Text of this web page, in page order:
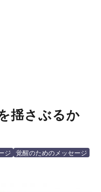
揺さぶるか
ジ 覚醒のためのメッセージ